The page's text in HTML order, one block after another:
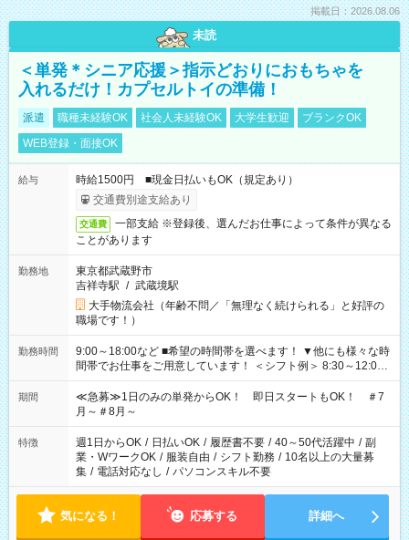
掲載日：2026.08.06
未読
＜単発＊シニア応援＞指示どおりにおもちゃを
入れるだけ！カプセルトイの準備！
派遣 職種未経験OK 社会人未経験OK 大学生歓迎
ブランクOK
WEB登録・面接OK
給与
時給1500円 ■現金日払いもOK（規定あり）
交通費別途支給あり
交通費
一部支給 ※登録後、選んだお仕事によって条件が異なる
ことがあります
勤務地
東京都武蔵野市
吉祥寺駅 / 武蔵境駅
大手物流会社（年齢不問／「無理なく続けられる」と好評の
職場です！）
勤務時間
9:00～18:00など ■希望の時間帯を選べます！ ▼他にも様々な時
間帯でお仕事をご用意しています！ ＜シフト例＞ 8:30～12:00
17:00～22:00 13:00～22:00 22:00～翌6:00 など
期間
≪急募≫1日のみの単発からOK！ 即日スタートもOK！ ＃7
月～＃8月～
特徴 週1日からOK / 日払いOK / 履歴書不要 / 40～50代活躍中 / 副
業・WワークOK / 服装自由 / シフト勤務 / 10名以上の大量募
集 / 電話対応なし / パソコンスキル不要
気になる！ 応募する 詳細へ